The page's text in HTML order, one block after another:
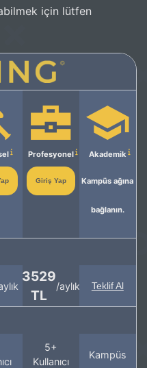
için lütfen
Profesyonel
Giriş Yap
Akademik
Kampüs ağına
bağlanın.
3529
TL
/aylık Teklif Al
5+
Kullanıcı
Kampüs